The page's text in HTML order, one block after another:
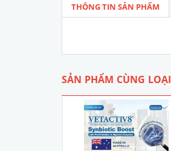
THÔNG TIN SẢN PHẨM
SẢN PHẨM CÙNG LOẠI